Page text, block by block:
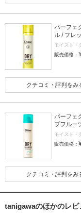
パーフェ
ル / フレ
モイスト・
販売価格：
クチコミ・評判をみ
パーフェ
プフルー
モイスト・
販売価格：
クチコミ・評判をみ
tanigawaのほかのレビ